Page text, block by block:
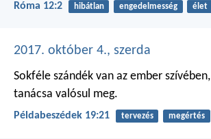
Róma 12:2 hibátlan engedelmesség élet
2017. október 4., szerda
Sokféle szándék van az ember szívében,
tanácsa valósul meg.
Példabeszédek 19:21 tervezés megértés